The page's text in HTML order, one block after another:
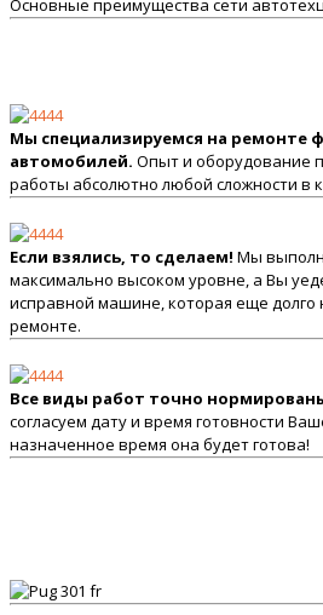
Основные преимущества сети
Мы специализируемся на ремонте
автомобилей. Опыт и оборудование
работы абсолютно любой сложности в
Если взялись, то сделаем! Мы
максимально высоком уровне, а Вы
исправной машине, которая еще долго
ремонте.
Все виды работ точно
согласуем дату и время готовности
назначенное время она будет готова!